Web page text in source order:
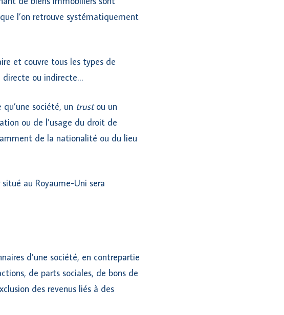
l’on retrouve systématiquement
et couvre tous les types de
directe ou indirecte…
société, un trustou un
ou de l’usage du droit de
de la nationalité ou du lieu
au Royaume-Uni sera
d’une société, en contrepartie
de parts sociales, de bons de
des revenus liés à des